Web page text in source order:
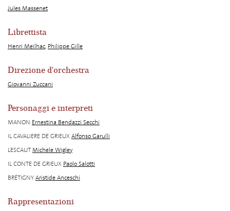
Jules Massenet
Librettista
Henri Meilhac, Philippe Gille
Direzione d'orchestra
Giovanni Zuccani
Personaggi e interpreti
MANON Ernestina Bendazzi Secchi
IL CAVALIERE DE GRIEUXAlfonso Garulli
LESCAUTMichele Wigley
IL CONTE DE GRIEUX Paolo Salotti
BRÉTIGNYAristide Anceschi
Rappresentazioni